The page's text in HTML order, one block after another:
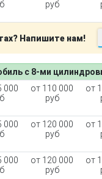
руб
Напишите нам!
с 8-ми
000
от 110 000
руб
от
000
от 120 000
руб
от
000
от 120 000
руб
от